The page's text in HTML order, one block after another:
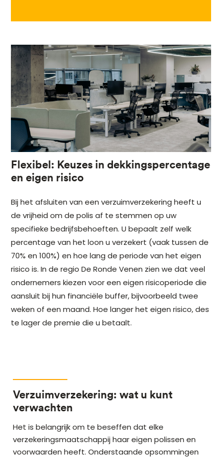
Flexibel: Keuzes in dekkingspercentage
en eigen risico
Bij het afsluiten van een verzuimverzekering heeft u
de vrijheid om de polis af te stemmen op uw
specifieke bedrijfsbehoeften. U bepaalt zelf welk
percentage van het loon u verzekert (vaak tussen de
70% en 100%) en hoe lang de periode van het eigen
risico is. In de regio De Ronde Venen zien we dat veel
ondernemers kiezen voor een eigen risicoperiode die
aansluit bij hun financiële buffer, bijvoorbeeld twee
weken of een maand. Hoe langer het eigen risico, des
te lager de premie die u betaalt.
Verzuimverzekering: wat u kunt
verwachten
Het is belangrijk om te beseffen dat elke
verzekeringsmaatschappij haar eigen polissen en
voorwaarden heeft. Onderstaande opsommingen